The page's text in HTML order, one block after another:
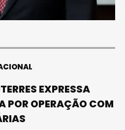
EXPRESSA
POR OPERAÇÃO COM